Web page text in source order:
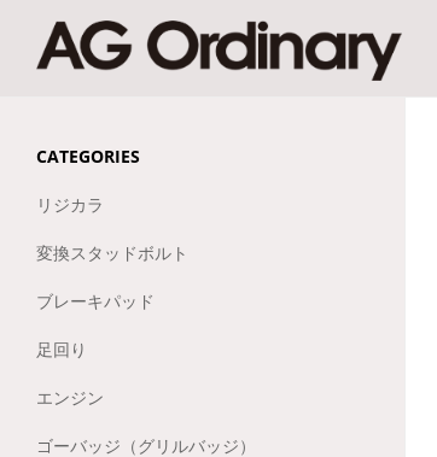
CATEGORIES
リジカラ
変換スタッドボルト
ブレーキパッド
足回り
エンジン
ゴーバッジ（グリルバッジ）